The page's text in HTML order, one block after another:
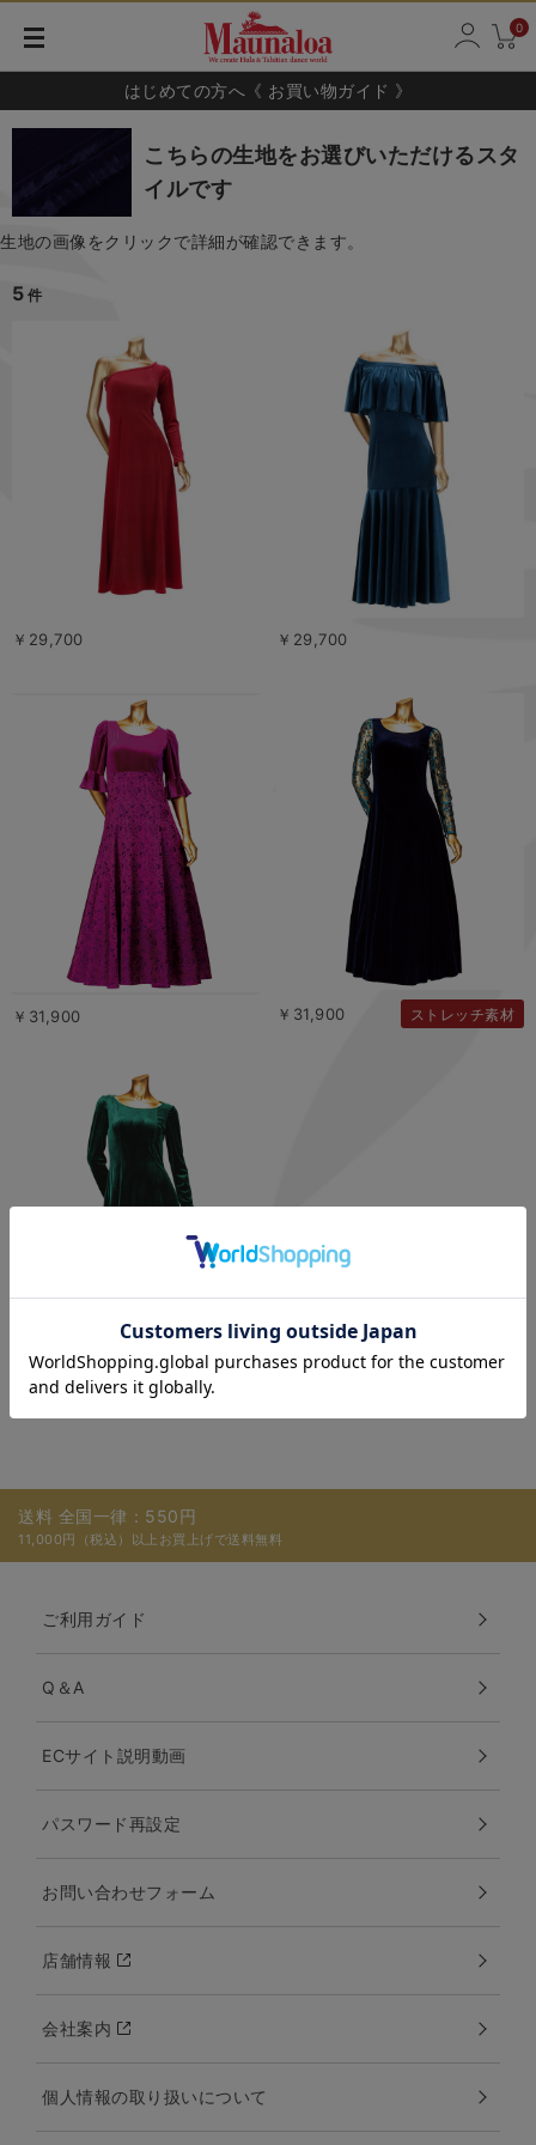
0
はじめての方へ《 お買い物ガイド 》
こちらの生地をお選びいただけるスタ
イルです
生地の画像をクリックで詳細が確認できます。
5 件
￥29,700 ￥29,700
￥31,900 ￥31,900 ストレッチ素材
￥31,900 ストレッチ素材
送料 全国一律：550円
11,000円（税込）以上お買上げで送料無料
ご利用ガイド
Q＆A
ECサイト説明動画
パスワード再設定
お問い合わせフォーム
店舗情報
会社案内
個人情報の取り扱いについて